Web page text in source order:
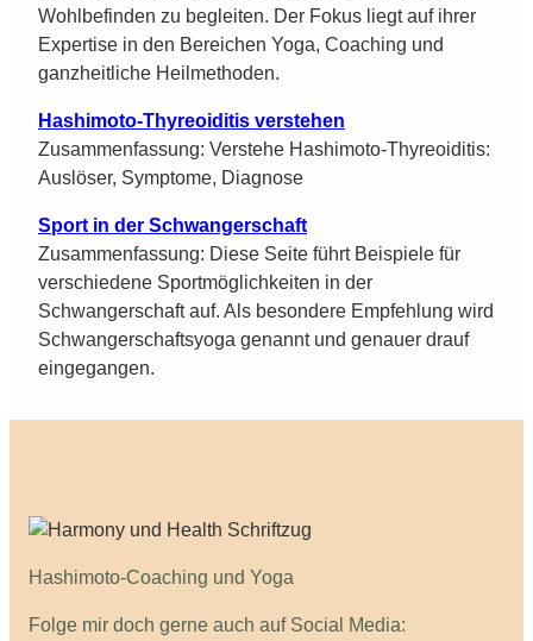
Wohlbefinden zu begleiten. Der Fokus liegt auf ihrer
Expertise in den Bereichen Yoga, Coaching und
ganzheitliche Heilmethoden.
Hashimoto-Thyreoiditis verstehen
Zusammenfassung: Verstehe Hashimoto-Thyreoiditis:
Auslöser, Symptome, Diagnose
Sport in der Schwangerschaft
Zusammenfassung: Diese Seite führt Beispiele für
verschiedene Sportmöglichkeiten in der
Schwangerschaft auf. Als besondere Empfehlung wird
Schwangerschaftsyoga genannt und genauer drauf
eingegangen.
Hashimoto-Coaching und Yoga
Folge mir doch gerne auch auf Social Media: